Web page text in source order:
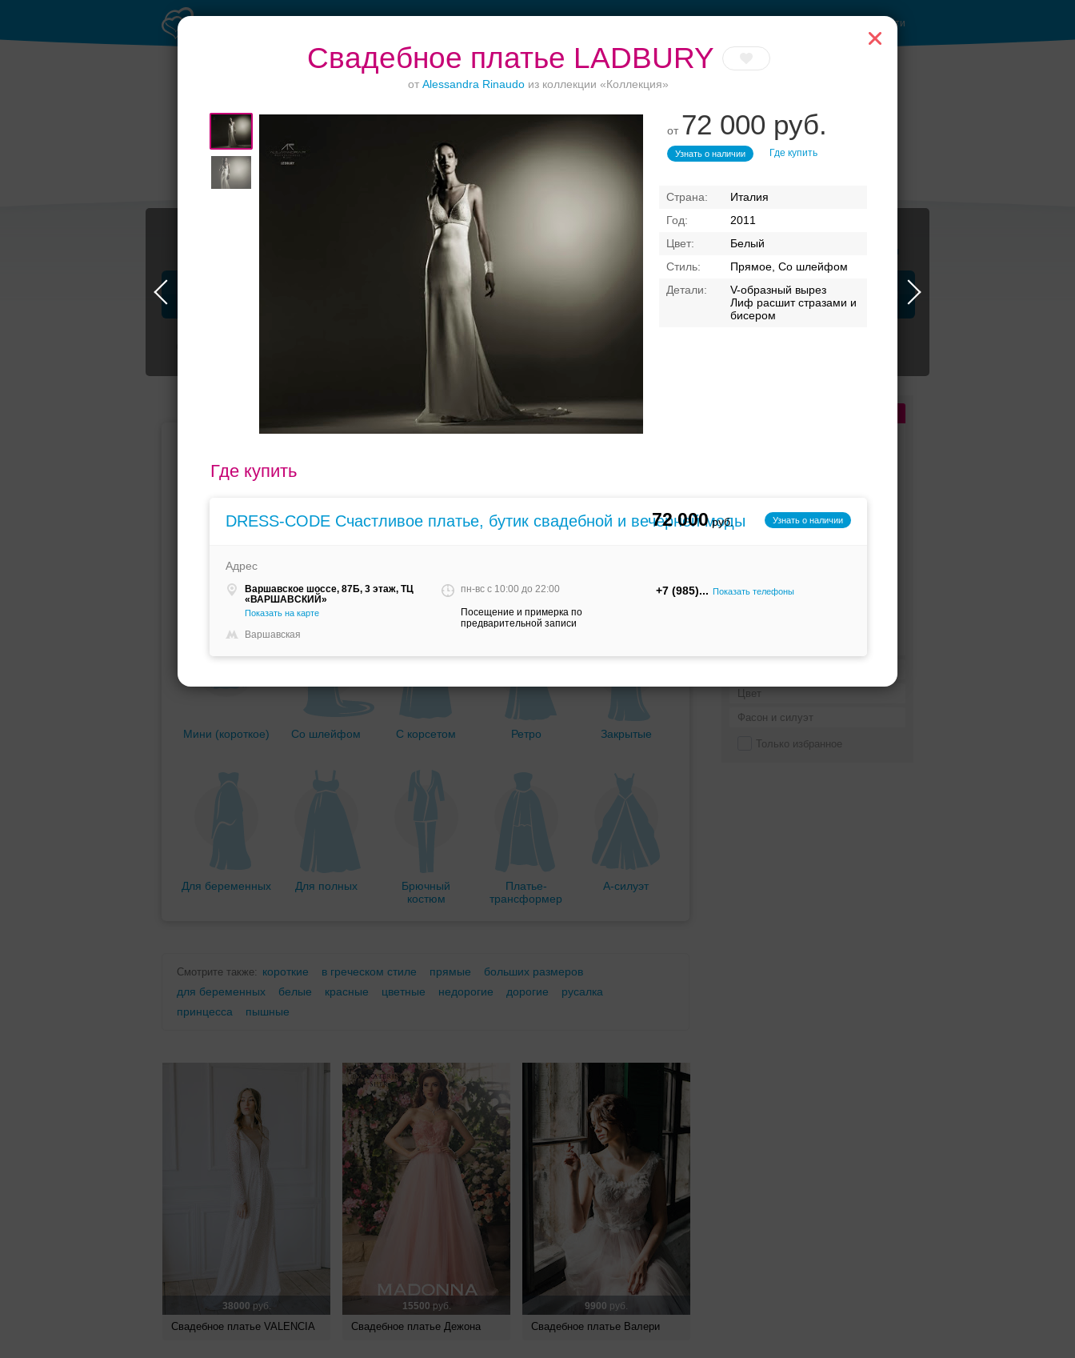
Свадебное платье LADBURY
от Alessandra Rinaudo из коллекции «Коллекция»
от 72 000 руб.
Узнать о наличии Где купить
Италия
2011
Белый
Прямое, Со шлейфом
V-образный вырез
Лиф расшит стразами и
бисером
Где купить
DRESS-CODE Счастливое платье, бутик свадебной и вечерней моды Узнать о наличии
72 000
Адрес
Варшавское шоссе, 87Б, 3 этаж, ТЦ
«ВАРШАВСКИЙ»
Показать на карте
Варшавская
пн-вс c 10:00 до 22:00
Посещение и примерка по
предварительной записи
+7 (985) Показать телефоны
Войти
Торжества за
городом
Журнал
Свадебные платья Кольца ЗАГСы
25 000 - 40 000 руб.
80 000 - 100 000 руб.
Цвет
Фасон и силуэт
Только избранное
Подбор свадебного платья
Ампир
(греческий)
Русалка
Мини (короткое) Со шлейфом С корсетом Ретро Закрытые
Для беременных Для полных
Брючный
костюм
Платье-
трансформер
А-силуэт
Смотрите также: короткие в греческом стиле прямые
больших размеров
для беременных
белые красные цветные недорогие дорогие
русалка
принцесса
пышные
38000 руб.
Свадебное платье VALENCIA
15500 руб.
Свадебное платье Дежона
9900 руб.
Свадебное платье Валери